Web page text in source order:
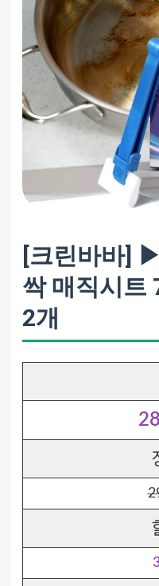
[크린바바]
싹 매직시트
2개